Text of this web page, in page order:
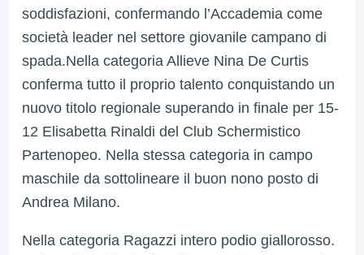
soddisfazioni, confermando l’Accademia come
società leader nel settore giovanile campano di
spada.Nella categoria Allieve Nina De Curtis
conferma tutto il proprio talento conquistando un
nuovo titolo regionale superando in finale per 15-
12 Elisabetta Rinaldi del Club Schermistico
Partenopeo. Nella stessa categoria in campo
maschile da sottolineare il buon nono posto di
Andrea Milano.
Nella categoria Ragazzi intero podio giallorosso.